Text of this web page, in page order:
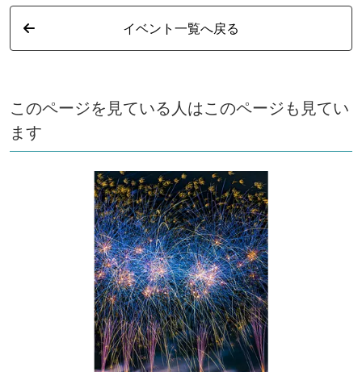
イベント一覧へ戻る
このページを見ている人はこのページも見てい
ます